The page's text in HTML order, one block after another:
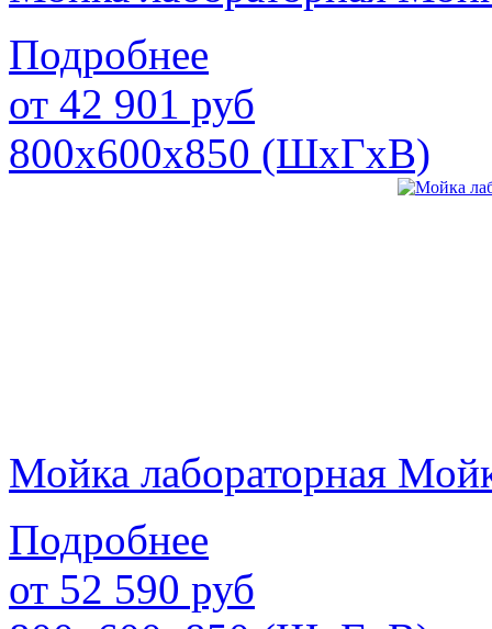
Подробнее
от 42 901 руб
800х600х850 (ШхГхВ)
Мойка лабораторная
Подробнее
от 52 590 руб